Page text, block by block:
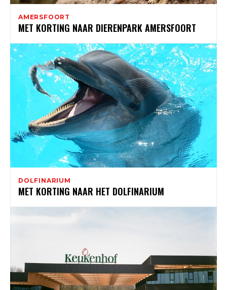
AMERSFOORT
MET KORTING NAAR DIERENPARK AMERSFOORT
DOLFINARIUM
MET KORTING NAAR HET DOLFINARIUM